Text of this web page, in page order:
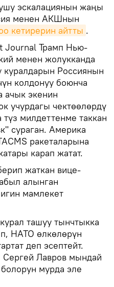
эскалациянын жаңы
менен АКШнын
кетирерин айтты .
Journal Трамп Нью-
менен жолукканда
Россиянын
колдонуу боюнча
ачык экенин
учурдагы чектөөлөрдү
милдеттенме таккан
сураган. Америка
ракеталарына
карап жатат.
жаткан вице-
алынган
мамлекет
ташуу тынчтыкка
НАТО өлкөлөрүн
деп эсептейт.
Лавров мындай
мурда эле